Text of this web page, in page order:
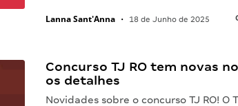
Lanna Sant'Anna • 18 de Junho de 2025
Concurso TJ RO tem novas
os detalhes
Novidades sobre o concurso TJ RO! O